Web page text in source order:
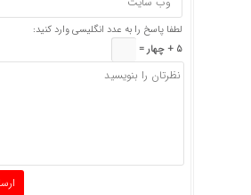
لطفا پاسخ را به عدد انگلیسی وارد کنید:
5 + چهار =